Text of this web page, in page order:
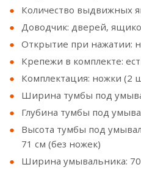
Количество выдвижных
Доводчик: дверей,
Открытие при нажатии:
Крепежи в комплекте:
Комплектация: ножки (2
Ширина тумбы под
Глубина тумбы под
Высота тумбы под
71 см (без ножек)
Ширина умывальника: 70